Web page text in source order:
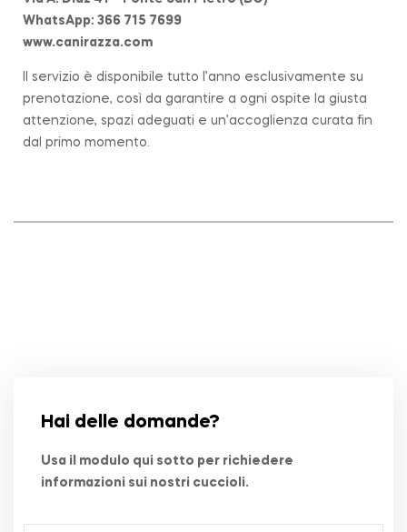
WhatsApp: 366 715 7699
www.canirazza.com
Il servizio è disponibile tutto l’anno esclusivamente su
prenotazione, così da garantire a ogni ospite la giusta
attenzione, spazi adeguati e un’accoglienza curata fin
dal primo momento.
Hai delle domande?
Usa il modulo qui sotto per richiedere
informazioni sui nostri cuccioli.